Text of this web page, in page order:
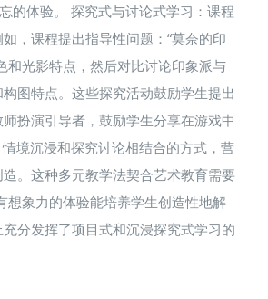
的体验。 探究式与讨论式学习：课程
，课程提出指导性问题：“莫奈的印
和光影特点，然后对比讨论印象派与
图特点。这些探究活动鼓励学生提出
扮演引导者，鼓励学生分享在游戏中
境沉浸和探究讨论相结合的方式，营
。这种多元教学法契合艺术教育需要
象力的体验能培养学生创造性地解
分发挥了项目式和沉浸探究式学习的